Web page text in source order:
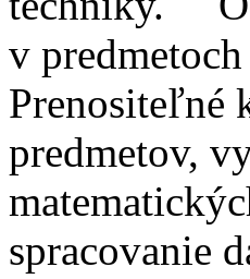
v
Prenositeľné
predmetov,
spracovanie